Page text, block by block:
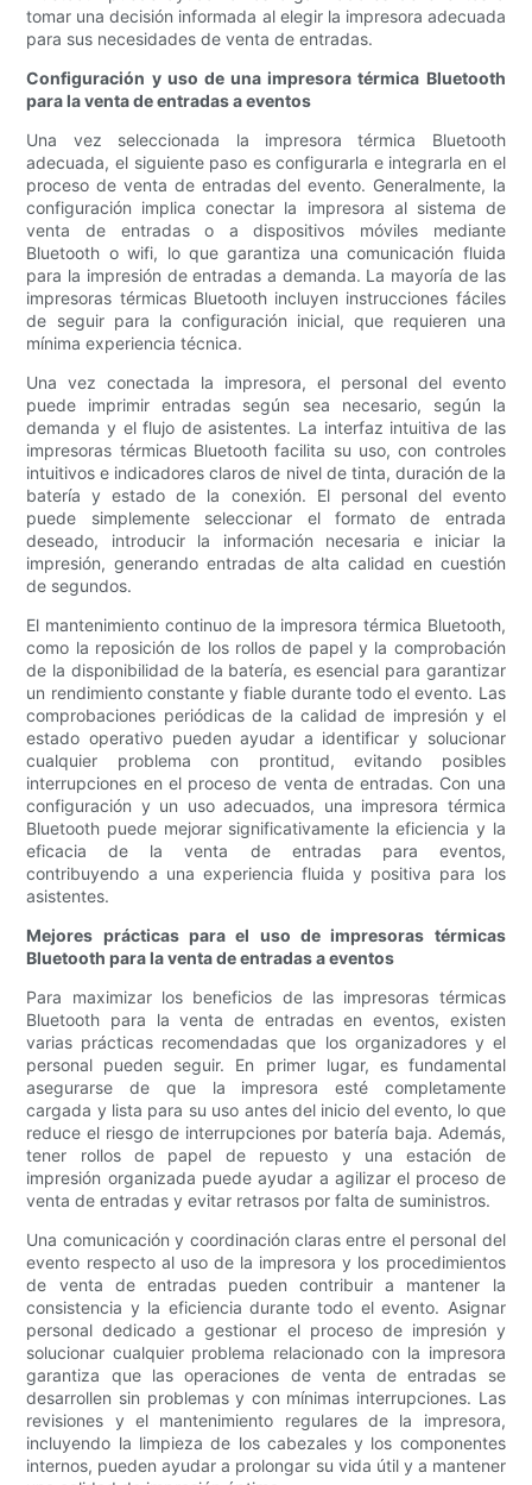
tomar una decisión informada al elegir la impresora adecuada
para sus necesidades de venta de entradas.
Configuración y uso de una impresora térmica Bluetooth
para la venta de entradas a eventos
Una vez seleccionada la impresora térmica Bluetooth
adecuada, el siguiente paso es configurarla e integrarla en el
proceso de venta de entradas del evento. Generalmente, la
configuración implica conectar la impresora al sistema de
venta de entradas o a dispositivos móviles mediante
Bluetooth o wifi, lo que garantiza una comunicación fluida
para la impresión de entradas a demanda. La mayoría de las
impresoras térmicas Bluetooth incluyen instrucciones fáciles
de seguir para la configuración inicial, que requieren una
mínima experiencia técnica.
Una vez conectada la impresora, el personal del evento
puede imprimir entradas según sea necesario, según la
demanda y el flujo de asistentes. La interfaz intuitiva de las
impresoras térmicas Bluetooth facilita su uso, con controles
intuitivos e indicadores claros de nivel de tinta, duración de la
batería y estado de la conexión. El personal del evento
puede simplemente seleccionar el formato de entrada
deseado, introducir la información necesaria e iniciar la
impresión, generando entradas de alta calidad en cuestión
de segundos.
El mantenimiento continuo de la impresora térmica Bluetooth,
como la reposición de los rollos de papel y la comprobación
de la disponibilidad de la batería, es esencial para garantizar
un rendimiento constante y fiable durante todo el evento. Las
comprobaciones periódicas de la calidad de impresión y el
estado operativo pueden ayudar a identificar y solucionar
cualquier problema con prontitud, evitando posibles
interrupciones en el proceso de venta de entradas. Con una
configuración y un uso adecuados, una impresora térmica
Bluetooth puede mejorar significativamente la eficiencia y la
eficacia de la venta de entradas para eventos,
contribuyendo a una experiencia fluida y positiva para los
asistentes.
Mejores prácticas para el uso de impresoras térmicas
Bluetooth para la venta de entradas a eventos
Para maximizar los beneficios de las impresoras térmicas
Bluetooth para la venta de entradas en eventos, existen
varias prácticas recomendadas que los organizadores y el
personal pueden seguir. En primer lugar, es fundamental
asegurarse de que la impresora esté completamente
cargada y lista para su uso antes del inicio del evento, lo que
reduce el riesgo de interrupciones por batería baja. Además,
tener rollos de papel de repuesto y una estación de
impresión organizada puede ayudar a agilizar el proceso de
venta de entradas y evitar retrasos por falta de suministros.
Una comunicación y coordinación claras entre el personal del
evento respecto al uso de la impresora y los procedimientos
de venta de entradas pueden contribuir a mantener la
consistencia y la eficiencia durante todo el evento. Asignar
personal dedicado a gestionar el proceso de impresión y
solucionar cualquier problema relacionado con la impresora
garantiza que las operaciones de venta de entradas se
desarrollen sin problemas y con mínimas interrupciones. Las
revisiones y el mantenimiento regulares de la impresora,
incluyendo la limpieza de los cabezales y los componentes
internos, pueden ayudar a prolongar su vida útil y a mantener